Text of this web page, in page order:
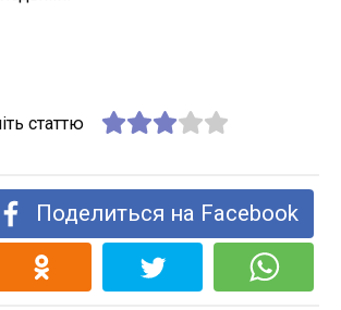
статтю
Поделиться на Facebook